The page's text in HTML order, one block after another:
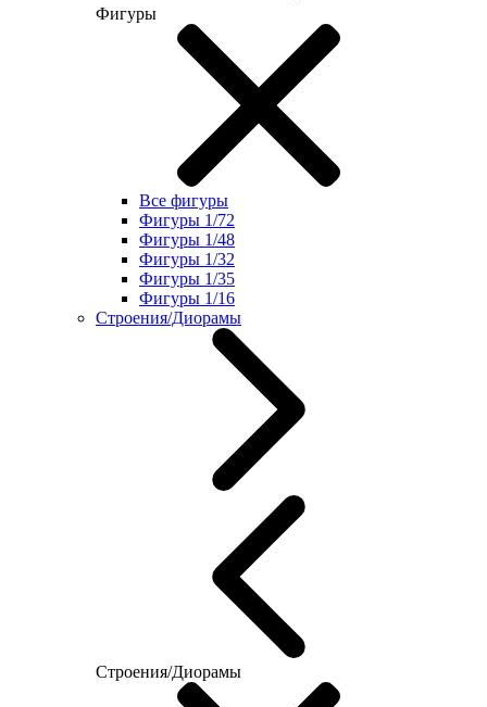
Фигуры
Все фигуры
Фигуры 1/72
Фигуры 1/48
Фигуры 1/32
Фигуры 1/35
Фигуры 1/16
Строения/Диорамы
Строения/Диорамы